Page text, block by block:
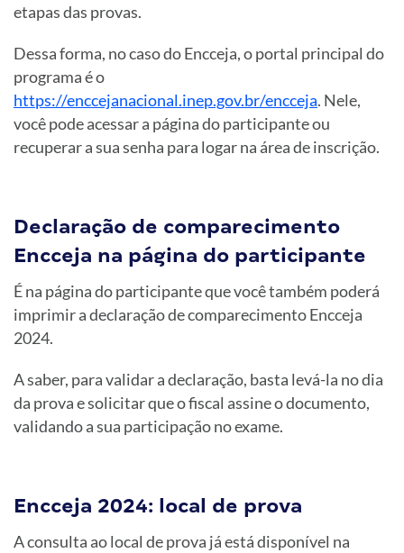
etapas das provas.
Dessa forma, no caso do Encceja, o portal principal do
programa é o
https://enccejanacional.inep.gov.br/encceja. Nele,
você pode acessar a página do participante ou
recuperar a sua senha para logar na área de inscrição.
Declaração de comparecimento
Encceja na página do participante
É na página do participante que você também poderá
imprimir a declaração de comparecimento Encceja
2024.
A saber, para validar a declaração, basta levá-la no dia
da prova e solicitar que o fiscal assine o documento,
validando a sua participação no exame.
Encceja 2024: local de prova
A consulta ao local de prova já está disponível na